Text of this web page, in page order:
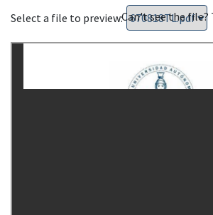
Select a file to preview:Can't see the file?